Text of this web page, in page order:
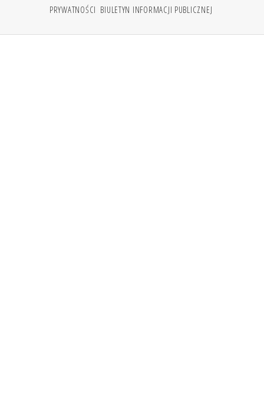
PRYWATNOŚCI BIULETYN INFORMACJI PUBLICZNEJ